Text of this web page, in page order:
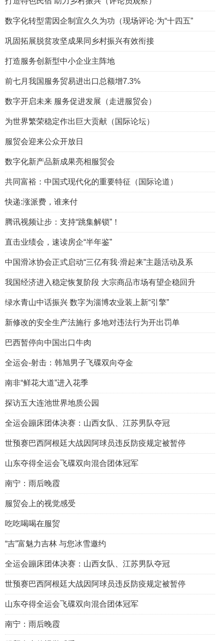
数字化转型需因企制宜久久为功（现场评论·为“十四五”
巩固拓展脱贫攻坚成果同乡村振兴有效衔接
打造服务创新型中小企业主阵地
前七月我国服务贸易进出口总额增7.3%
数字开启未来 服务促进发展（走进服贸会）
为世界繁荣稳定作出巨大贡献（国际论坛）
服贸会迎来公众开放日
数字化新产品新成果亮相服贸会
共同富裕：中国式现代化的重要特征（国际论道）
快递:涨派费，谁来付
腾讯视频让步：支持“跳集解锁”！
直击业绩会，速读房企“半年鉴”
中国滑冰协会正式启动“三亿有我·滑起来”主题活动及系
我国经济进入稳定恢复阶段 大宗商品市场有望企稳回升
绿水青山中话振兴 数字为淄博农业装上新“引擎”
新修改的安全生产法施行 多地对违法行为开出罚单
巴西暂停向中国出口牛肉
全运会-射击：韩旭男子飞碟双向夺金
南非“鲜花大道”进入花季
探访五大连池世界地质公园
全运会蹦床团体决赛：山西女队、江苏男队夺冠
世预赛巴西阿根廷大战因阿球员违反防疫规定被暂停
山东夺得全运会飞碟双向混合团体冠军
南宁：雨后晚霞
服贸会上的视觉感受
吃吃喝喝在服贸
“吉”富魅力吉林 与您冰雪邀约
全运会蹦床团体决赛：山西女队、江苏男队夺冠
世预赛巴西阿根廷大战因阿球员违反防疫规定被暂停
山东夺得全运会飞碟双向混合团体冠军
南宁：雨后晚霞